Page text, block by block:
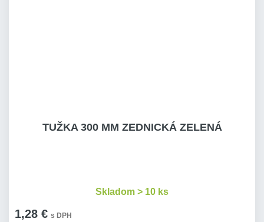
TUŽKA 300 MM ZEDNICKÁ ZELENÁ
1,28 € s DPH
Skladom > 10 ks